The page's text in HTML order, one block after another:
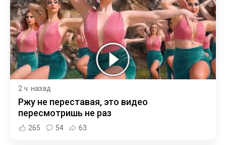
2 ч. назад
Ржу не переставая, это видео
пересмотришь не раз
265 54 63